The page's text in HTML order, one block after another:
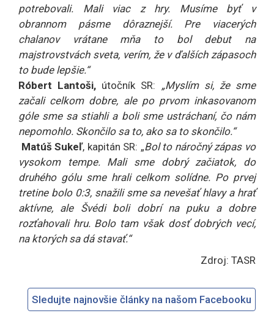
potrebovali. Mali viac z hry. Musíme byť v
obrannom pásme dôraznejší. Pre viacerých
chalanov vrátane mňa to bol debut na
majstrovstvách sveta, verím, že v ďalších zápasoch
to bude lepšie.“
Róbert Lantoši, útočník SR: „Myslím si, že sme
začali celkom dobre, ale po prvom inkasovanom
góle sme sa stiahli a boli sme ustráchaní, čo nám
nepomohlo. Skončilo sa to, ako sa to skončilo.“
Matúš Sukeľ, kapitán SR: „Bol to náročný zápas vo
vysokom tempe. Mali sme dobrý začiatok, do
druhého gólu sme hrali celkom solídne. Po prvej
tretine bolo 0:3, snažili sme sa nevešať hlavy a hrať
aktívne, ale Švédi boli dobrí na puku a dobre
rozťahovali hru. Bolo tam však dosť dobrých vecí,
na ktorých sa dá stavať.“
Zdroj: TASR
Sledujte najnovšie články na našom Facebooku